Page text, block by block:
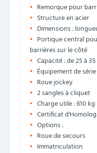
Remorque pour
Structure en acier
Dimensions :
Portique central
barrières sur le côté
Capacité : de 25 à
Équipement de
Roue jockey
2 sangles à cliquet
Charge utile : 610 kg
Certificat
Options :
Roue de secours
Immatriculation